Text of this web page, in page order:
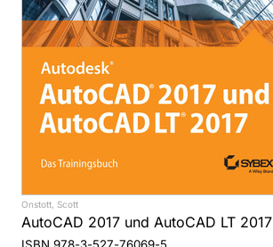
Onstott, Scott
AutoCAD 2017 und AutoCAD LT 2017